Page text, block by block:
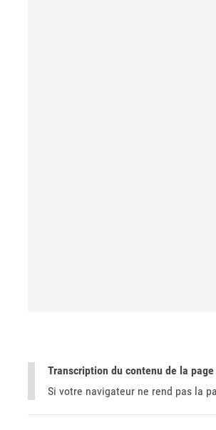
Transcription du contenu de la page
Si votre navigateur ne rend pas la